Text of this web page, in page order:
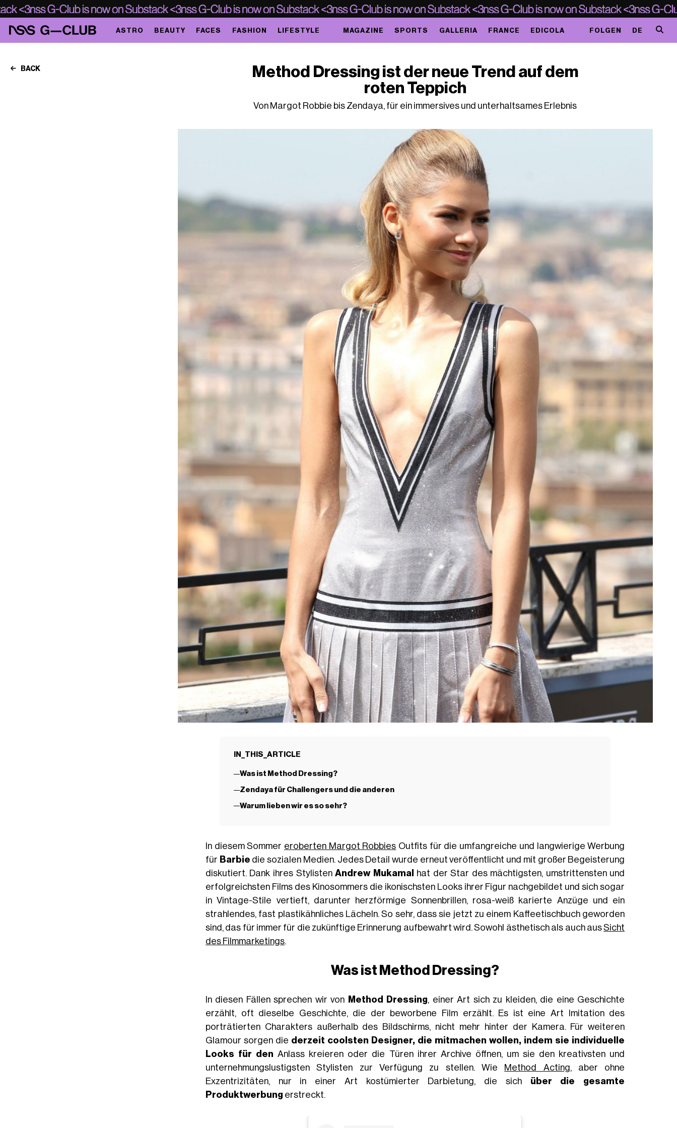
ASTRO BEAUTY FACES FASHION LIFESTYLE MAGAZINE SPORTS GALLERIA FRANCE EDICOLA FOLGEN DE
BACK
Method Dressing ist der neue Trend auf dem
roten Teppich
Von Margot Robbie bis Zendaya, für ein immersives und unterhaltsames Erlebnis
IN_THIS_ARTICLE
Was ist Method Dressing?
Zendaya für Challengers und die anderen
Warum lieben wir es so sehr?
In diesem Sommer eroberten Margot Robbies Outfits für die umfangreiche und langwierige Werbung
für Barbie die sozialen Medien. Jedes Detail wurde erneut veröffentlicht und mit großer Begeisterung
diskutiert. Dank ihres StylistenAndrew Mukamal
hat der Star des mächtigsten, umstrittensten und
erfolgreichsten Films des Kinosommers die ikonischsten Looks ihrer Figur nachgebildet und sich sogar
in Vintage-Stile vertieft, darunter herzförmige Sonnenbrillen, rosa-weiß karierte Anzüge und ein
strahlendes, fast plastikähnliches Lächeln. So sehr, dass sie jetzt zu einem Kaffeetischbuch geworden
sind, das für immer für die zukünftige Erinnerung aufbewahrt wird. Sowohl ästhetisch als auch ausSicht
des Filmmarketings.
Was ist Method Dressing?
In diesen Fällen sprechen wir von Method Dressing, einer Art sich zu kleiden, die eine Geschichte
erzählt, oft dieselbe Geschichte, die der beworbene Film erzählt. Es ist eine Art Imitation des
porträtierten Charakters außerhalb des Bildschirms, nicht mehr hinter der Kamera. Für weiteren
Glamour sorgen die derzeit coolsten Designer, die mitmachen wollen, indem sie individuelle
Looks für den Anlass kreieren oder die Türen ihrer Archive öffnen, um sie den kreativsten und
unternehmungslustigsten Stylisten zur Verfügung zu stellen. Wie Method Acting, aber ohne
Exzentrizitäten, nur in einer Art kostümierter Darbietung, die sich über die gesamte
Produktwerbung erstreckt.